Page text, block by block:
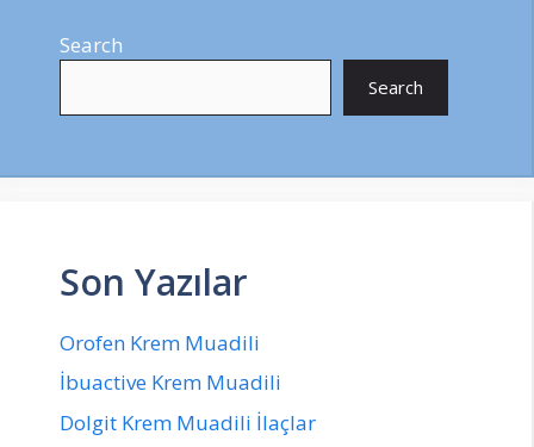
Search
Search
Son Yazılar
Orofen Krem Muadili
İbuactive Krem Muadili
Dolgit Krem Muadili İlaçlar